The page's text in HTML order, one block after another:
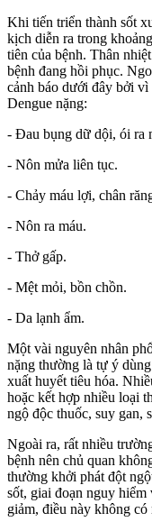
Khi tiến triển thành sốt
kịch diễn ra trong
tiên của bệnh. Thân
bệnh đang hồi phục.
cảnh báo dưới đây bởi vì
Dengue nặng:
- Đau bụng dữ dội, ói ra
- Nôn mửa liên tục.
- Chảy máu lợi, chân
- Nôn ra máu.
- Thở gấp.
- Mệt mỏi, bồn chồn.
- Da lạnh ẩm.
Một vài nguyên nhân
nặng thường là tự ý
xuất huyết tiêu hóa.
hoặc kết hợp nhiều loại
ngộ độc thuốc, suy gan,
Ngoài ra, rất nhiều
bệnh nên chủ quan
thường khởi phát đột
sốt, giai đoạn nguy
giảm, điều này không